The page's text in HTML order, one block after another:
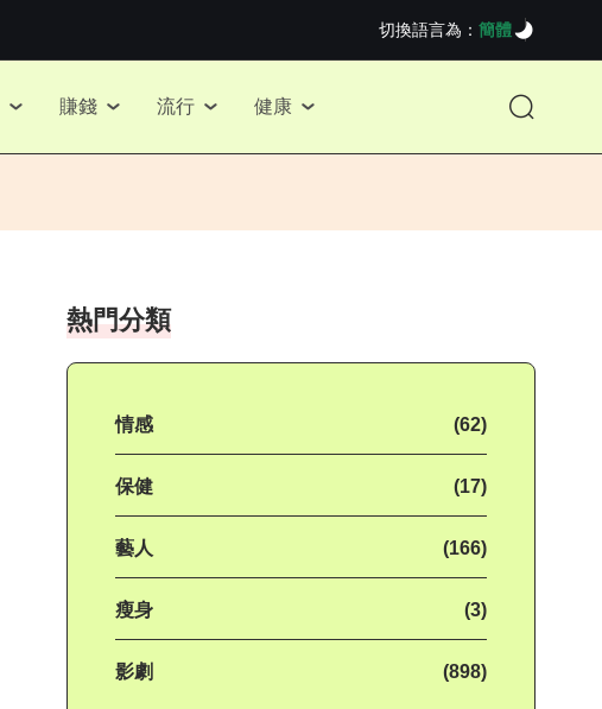
切換語言為： 簡體
賺錢 流行 健康
熱門分類
情感 (62)
保健 (17)
藝人 (166)
瘦身 (3)
影劇 (898)